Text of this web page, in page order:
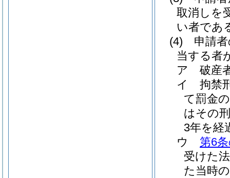
取消しを
い者であ
(4)
申請
当する者
ア
破産
イ
拘禁
て罰金
はその
3年を経
ウ
第6
受けた
た当時